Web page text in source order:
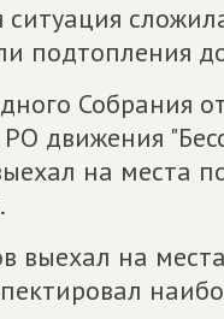
ситуация
подтопления
Собрания
РО движения
на места
выехал на